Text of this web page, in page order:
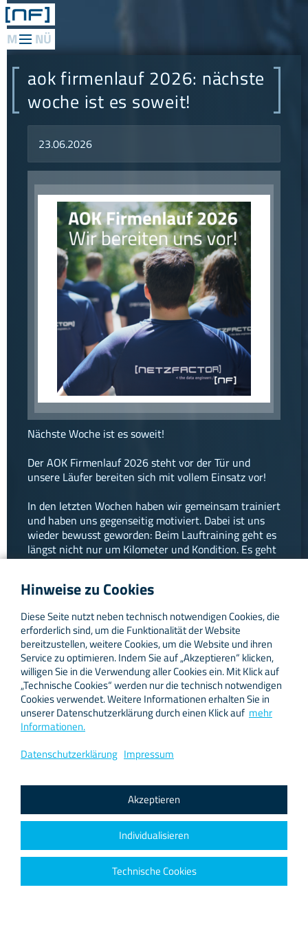
web
applications
mediadesign
network
consulting
referenzen
support
datenschutz
aok firmenlauf 2026: nächste
woche ist es soweit!
23.06.2026
Nächste Woche ist es soweit!
Der AOK Firmenlauf 2026 steht vor der Tür und
unsere Läufer bereiten sich mit vollem Einsatz vor!
In den letzten Wochen haben wir gemeinsam trainiert
und haben uns gegenseitig motiviert. Dabei ist uns
wieder bewusst geworden: Beim Lauftraining geht es
längst nicht nur um Kilometer und Kondition. Es geht
vor allem darum, als Team zusammenzuwachsen, sich
hinauszuwachsen.
Diese Erfahrung nehmen wir mit auf die Strecke!
Nächste Woche treten wir gemeinsam als Team an,
geben unser Bestes und freuen uns auf eine
unvergessliche Atmosphäre mit tausenden anderen
Läuferinnen und Läufern aus Bochum.
Aber das ist noch nicht alles: Wir sind nicht nur als
Team am Start, sondern auch als Sponsor des AOK
Firmenlaufs mit dabei und unterstützen technisch
zum vierten Mal in Folge bei der Live-Übertragung
auf die große LED-Wand.
Wir freuen uns riesig auf nächste Woche und die
Zusammenarbeit mit dem Team vom AOK Firmenlauf
in Bochum & Upletics!
News-Archiv ›
PROfusionwechseln
Ihre IP: 216.73.217.60
Hinweise zu Cookies
Diese Seite nutzt neben technisch notwendigen Cookies, die
erforderlich sind, um die Funktionalität der Website
bereitzustellen, weitere Cookies, um die Website und ihren
Service zu optimieren. Indem Sie auf „Akzeptieren“ klicken,
willigen Sie in die Verwendung aller Cookies ein. Mit Klick auf
„Technische Cookies“ werden nur die technisch notwendigen
Cookies verwendet. Weitere Informationen erhalten Sie in
unserer Datenschutzerklärung durch einen Klick auf mehr
Informationen.
Datenschutzerklärung Impressum
Akzeptieren
Individualisieren
Technische Cookies